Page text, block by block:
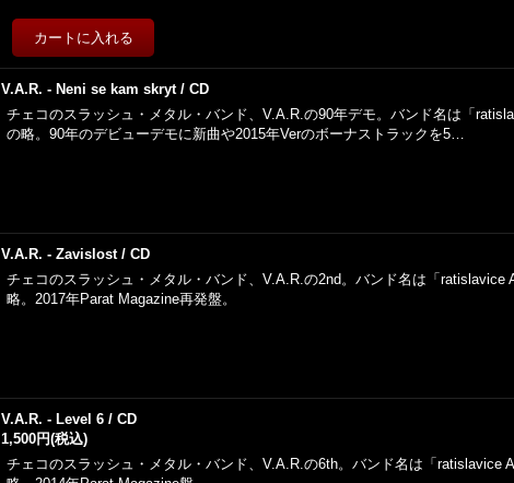
V.A.R. - Neni se kam skryt / CD
チェコのスラッシュ・メタル・バンド、V.A.R.の90年デモ。バンド名は「
の略。90年のデビューデモに新曲や2015年Verのボーナストラックを5…
V.A.R. - Zavislost / CD
チェコのスラッシュ・メタル・バンド、V.A.R.の2nd。バンド名は「ratislavice
略。2017年Parat Magazine再発盤。
V.A.R. - Level 6 / CD
1,500円(税込)
チェコのスラッシュ・メタル・バンド、V.A.R.の6th。バンド名は「ratislavice